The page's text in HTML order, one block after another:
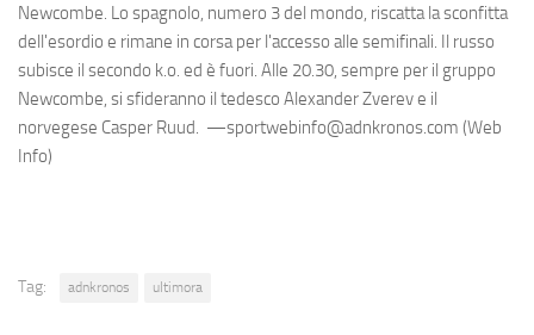
Newcombe. Lo spagnolo, numero 3 del mondo, riscatta la sconfitta
dell'esordio e rimane in corsa per l'accesso alle semifinali. Il russo
subisce il secondo k.o. ed è fuori. Alle 20.30, sempre per il gruppo
Newcombe, si sfideranno il tedesco Alexander Zverev e il
norvegese Casper Ruud. —sportwebinfo@adnkronos.com (Web
Info)
Tag: adnkronos ultimora